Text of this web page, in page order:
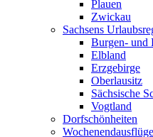
Plauen
Zwickau
Sachsens
Burgen- und
Elbland
Erzgebirge
Oberlausitz
Sächsische
Vogtland
Dorfschönheiten
Wochenendausflüge